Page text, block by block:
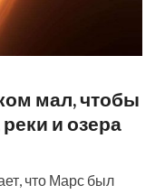
мал, чтобы
и озера
что Марс был